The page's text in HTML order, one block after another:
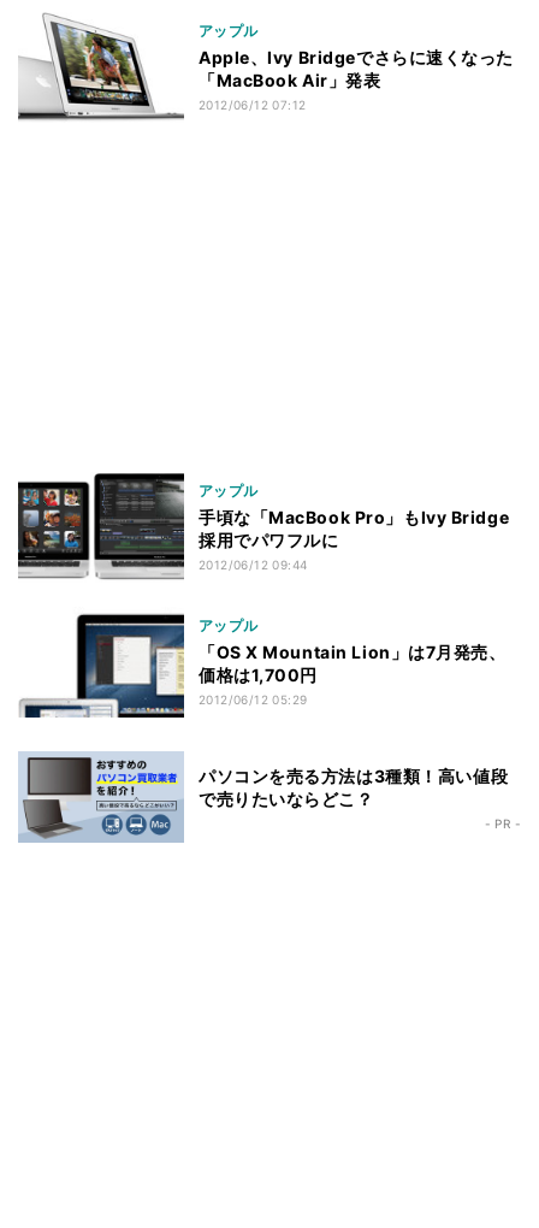
アップル
Apple、Ivy Bridgeでさらに速くなった
「MacBook Air」発表
2012/06/12 07:12
アップル
手頃な「MacBook Pro」もIvy Bridge
採用でパワフルに
2012/06/12 09:44
アップル
「OS X Mountain Lion」は7月発売、
価格は1,700円
2012/06/12 05:29
パソコンを売る方法は3種類！高い値段
で売りたいならどこ？
- PR -